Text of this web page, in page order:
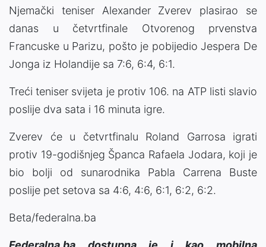
Njemački teniser Alexander Zverev plasirao se
danas u četvrtfinale Otvorenog prvenstva
Francuske u Parizu, pošto je pobijedio Jespera De
Jonga iz Holandije sa 7:6, 6:4, 6:1.
Treći teniser svijeta je protiv 106. na ATP listi slavio
poslije dva sata i 16 minuta igre.
Zverev će u četvrtfinalu Roland Garrosa igrati
protiv 19-godišnjeg Španca Rafaela Jodara, koji je
bio bolji od sunarodnika Pabla Carrena Buste
poslije pet setova sa 4:6, 4:6, 6:1, 6:2, 6:2.
Beta/federalna.ba